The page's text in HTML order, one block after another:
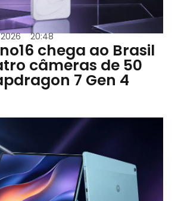
20:48
chega ao Brasil
câmeras de 50
7 Gen 4